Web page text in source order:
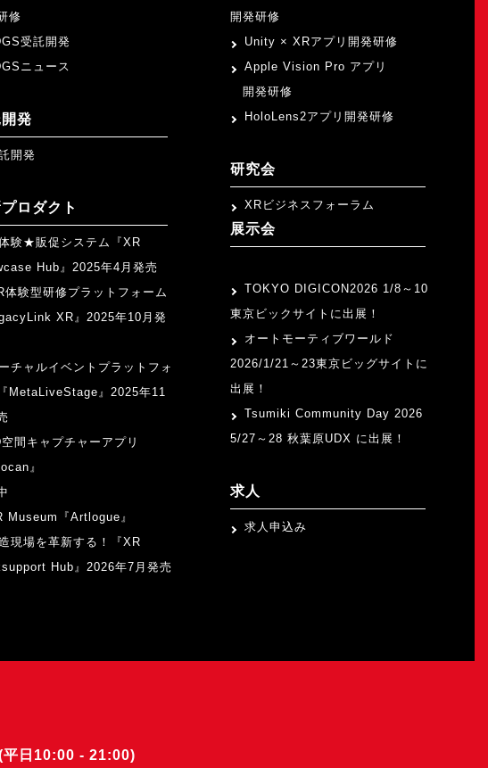
修
受託開発
ニュース
発
開発
ロダクト
験★販促システム『XR
Hub』2025年4月発売
体験型研修プラットフォーム
XR』2025年10月発
チャルイベントプラットフォ
MetaLiveStage』2025年11
間キャプチャーアプリ
』
Museum『Artlogue』
現場を革新する！『XR
Hub』2026年7月発売
開発研修
Unity × XRアプリ開発研修
Apple Vision Pro アプリ
開発研修
HoloLens2アプリ開発研修
研究会
XRビジネスフォーラム
展示会
TOKYO DIGICON2026 1/8～10
東京ビックサイトに出展！
オートモーティブワールド
2026/1/21～23東京ビッグサイトに
出展！
Tsumiki Community Day 2026
5/27～28 秋葉原UDX に出展！
求人
求人申込み
平日10:00 - 21:00)